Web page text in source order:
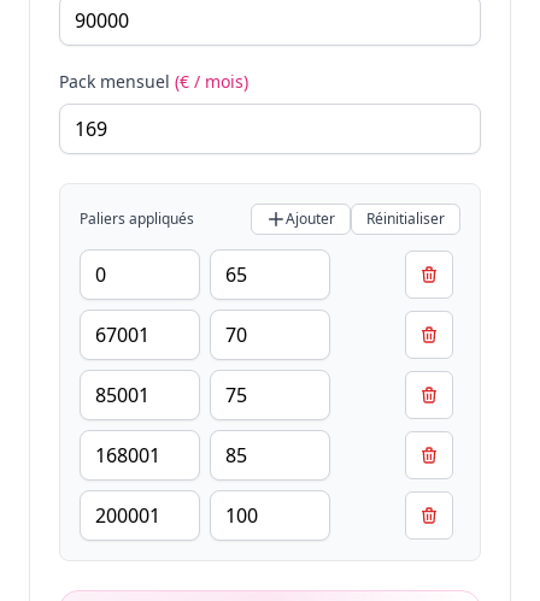
Pack mensuel (€ / mois)
Paliers appliqués Ajouter Réinitialiser